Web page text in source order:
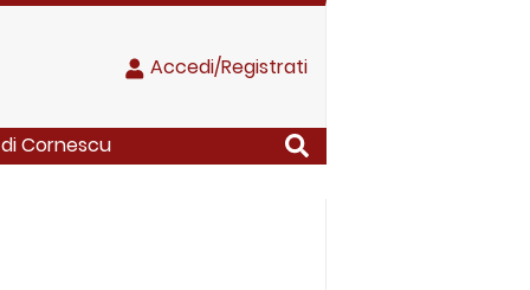
Accedi/Registrati
Cornescu